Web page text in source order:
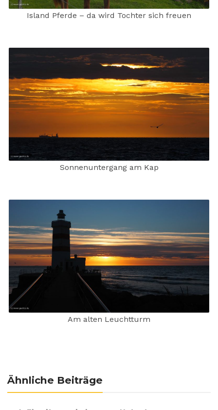
Island Pferde – da wird Tochter sich freuen
Sonnenuntergang am Kap
Am alten Leuchtturm
Ähnliche Beiträge